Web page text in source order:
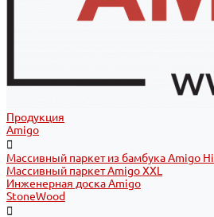
Продукция
Amigo
Массивный паркет из бамбука Amigo
Массивный паркет Amigo XXL
Инженерная доска Amigo
StoneWood